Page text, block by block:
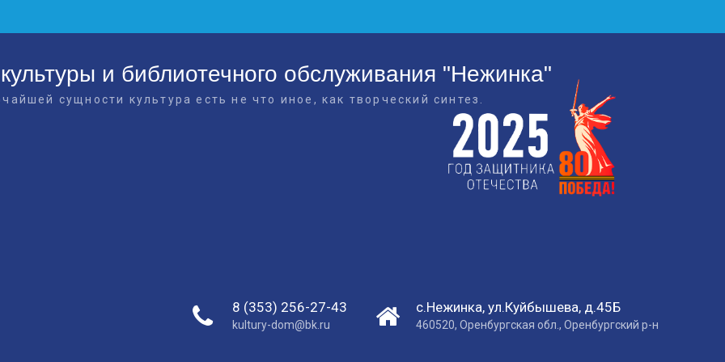
и библиотечного обслуживания "Нежинка"
сущности культура есть не что иное, как творческий синтез.
8 (353) 256-27-43
kultury-dom@bk.ru
с.Нежинка, ул.Куйбышева, д.45Б
460520, Оренбургская обл., Оренбургский р-н